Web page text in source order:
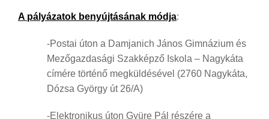
A pályázatok benyújtásának módja:
-Postai úton a Damjanich János Gimnázium és
Mezőgazdasági Szakképző Iskola – Nagykáta
címére történő megküldésével (2760 Nagykáta,
Dózsa György út 26/A)
-Elektronikus úton Gyüre Pál részére a